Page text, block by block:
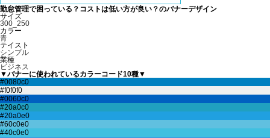
勤怠管理で困っている？コストは低い方が良い？のバナーデザイン
サイズ
300_250
カラー
青
テイスト
シンプル
業種
ビジネス
▼バナーに使われているカラーコード10種▼